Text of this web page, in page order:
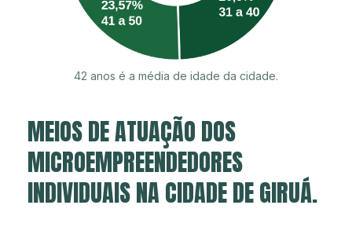
42 anos é a média de idade da cidade.
MEIOS DE ATUAÇÃO DOS
MICROEMPREENDEDORES
INDIVIDUAIS NA CIDADE DE GIRUÁ.